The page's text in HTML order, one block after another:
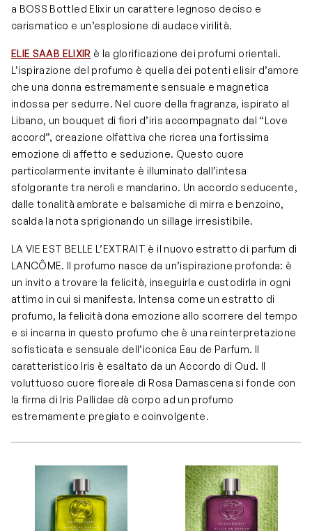
a BOSS Bottled Elixir un carattere legnoso deciso e
carismatico e un’esplosione di audace virilità.
ELIE SAAB ELIXIR è la glorificazione dei profumi orientali.
L’ispirazione del profumo è quella dei potenti elisir d’amore
che una donna estremamente sensuale e magnetica
indossa per sedurre. Nel cuore della fragranza, ispirato al
Libano, un bouquet di fiori d’iris accompagnato dal “Love
accord”, creazione olfattiva che ricrea una fortissima
emozione di affetto e seduzione. Questo cuore
particolarmente invitante è illuminato dall’intesa
sfolgorante tra neroli e mandarino. Un accordo seducente,
dalle tonalità ambrate e balsamiche di mirra e benzoino,
scalda la nota sprigionando un sillage irresistibile.
LA VIE EST BELLE L’EXTRAIT è il nuovo estratto di parfum di
LANCÔME. Il profumo nasce da un’ispirazione profonda: è
un invito a trovare la felicità, inseguirla e custodirla in ogni
attimo in cui si manifesta. Intensa come un estratto di
profumo, la felicità dona emozione allo scorrere del tempo
e si incarna in questo profumo che è una reinterpretazione
sofisticata e sensuale dell’iconica Eau de Parfum. Il
caratteristico Iris è esaltato da un Accordo di Oud. Il
voluttuoso cuore floreale di Rosa Damascena si fonde con
la firma di Iris Pallidae dà corpo ad un profumo
estremamente pregiato e coinvolgente.